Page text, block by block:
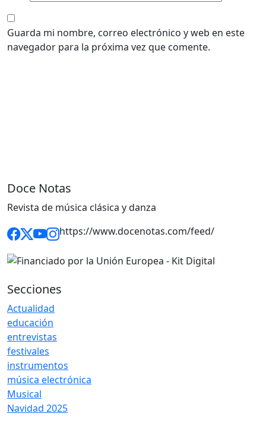
Guarda mi nombre, correo electrónico y web en este
navegador para la próxima vez que comente.
Doce Notas
Revista de música clásica y danza
https://www.docenotas.com/feed/
Secciones
Actualidad
educación
entrevistas
festivales
instrumentos
música electrónica
Musical
Navidad 2025